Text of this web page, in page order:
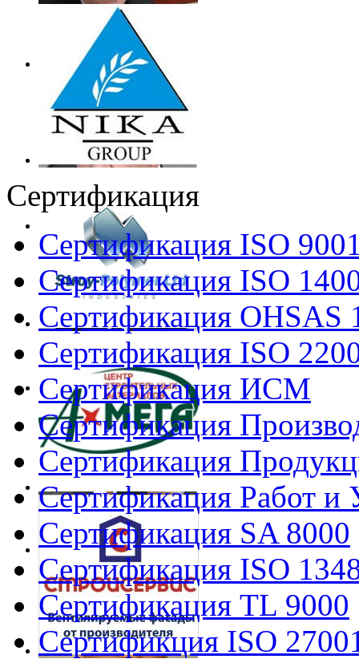
Сертификация
Сертификация ISO
Сертификация ISO
Сертификация OHSAS
Сертификация ISO
Сертификация ИСМ
Сертификация
Сертификация
Сертификация Работ и
Сертификация SA 8000
Сертификация ISO
Сертификация TL 9000
Сертификция ISO